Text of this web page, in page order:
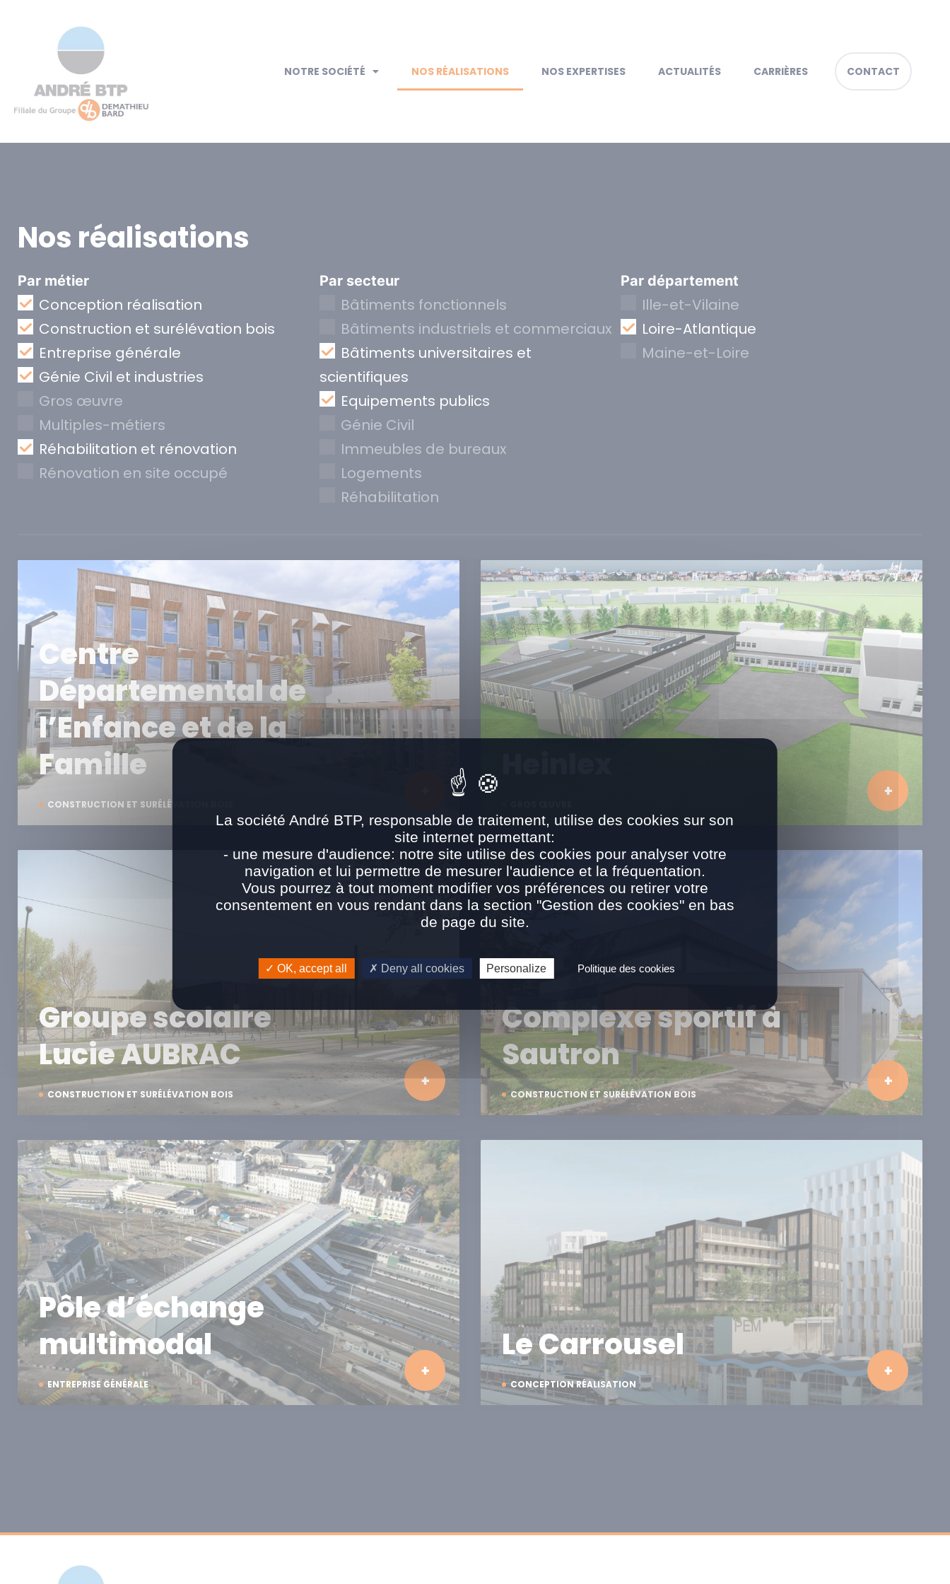
NOTRE SOCIÉTÉ NOS RÉALISATIONS NOS EXPERTISES ACTUALITÉS CARRIÈRES CONTACT
Nos réalisations
Par métier
Conception réalisation
Construction et surélévation bois
Entreprise générale
Génie Civil et industries
Gros œuvre
Multiples-métiers
Réhabilitation et rénovation
Rénovation en site occupé
Par secteur
Bâtiments fonctionnels
Bâtiments industriels et commerciaux
Bâtiments universitaires et
scientifiques
Equipements publics
Génie Civil
Immeubles de bureaux
Logements
Réhabilitation
Par département
Ille-et-Vilaine
Loire-Atlantique
Maine-et-Loire
CONSTRUCTION ET SURÉLÉVATION BOIS
Centre
Départemental de
l’Enfance et de la
Famille
CONSTRUCTION ET SURÉLÉVATION BOIS
Groupe scolaire
Lucie AUBRAC
CONSTRUCTION ET SURÉLÉVATION BOIS
Complexe sportif à
Sautron
ENTREPRISE GÉNÉRALE
Pôle d’échange
multimodal
CONCEPTION RÉALISATION
Le Carrousel
La société André BTP, responsable de traitement, utilise des cookies sur son
site internet permettant:
- une mesure d'audience: notre site utilise des cookies pour analyser votre
navigation et lui permettre de mesurer l'audience et la fréquentation.
Vous pourrez à tout moment modifier vos préférences ou retirer votre
consentement en vous rendant dans la section "Gestion des cookies" en bas
de page du site.
OK, accept all Deny all cookies Personalize Politique des cookies